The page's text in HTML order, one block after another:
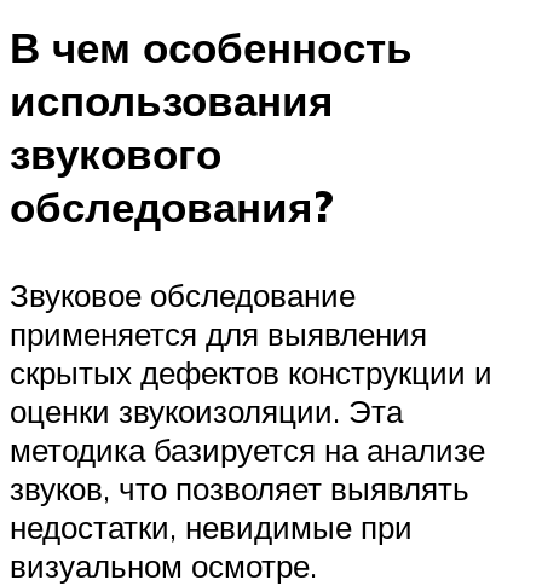
В чем особенность
использования
звукового
обследования?
Звуковое обследование
применяется для выявления
скрытых дефектов конструкции и
оценки звукоизоляции. Эта
методика базируется на анализе
звуков, что позволяет выявлять
недостатки, невидимые при
визуальном осмотре.